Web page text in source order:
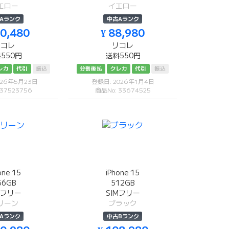
ロー
ランク
レ
円
カ 代引 振込
年5月23日
37523756
イエロー
中古Aランク
¥ 88,980
リコレ
送料550円
分割後払 クレカ 代引 振込
登録日: 2026年1月4日
商品No: 33674525
15
リー
ーン
ランク
iPhone 15
512GB
SIMフリー
ブラック
中古Bランク